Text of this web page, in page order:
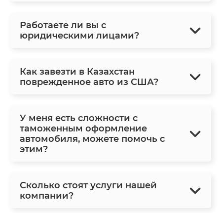
Работаете ли вы с
юридическими лицами?
Как завезти в Казахстан
поврежденное авто из США?
У меня есть сложности с
таможенным оформление
автомобиля, можете помочь с
этим?
Сколько стоят услуги нашей
компании?